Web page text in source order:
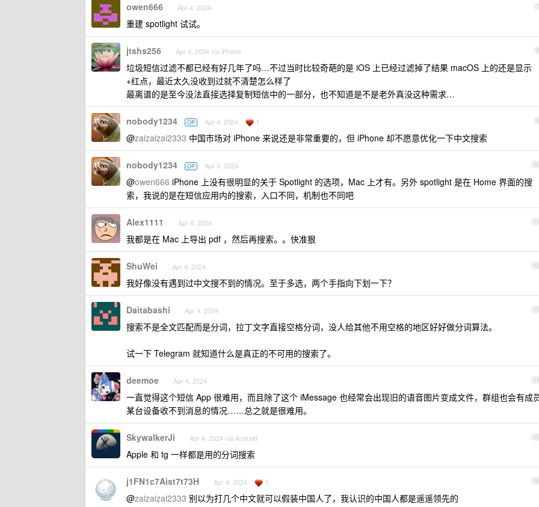
7
owen666 Apr 4, 2024
重建 spotlight 试试。
8
jtshs256 Apr 4, 2024 via iPhone
垃圾短信过滤不都已经有好几年了吗…不过当时比较奇葩的是 iOS 上已经过滤掉了结果 macOS 上的还是显示
+红点，最近太久没收到过就不清楚怎么样了
最离谱的是至今没法直接选择复制短信中的一部分，也不知道是不是老外真没这种需求…
9
nobody1234 OP Apr 4, 2024 1
@zaizaizai2333 中国市场对 iPhone 来说还是非常重要的，但 iPhone 却不愿意优化一下中文搜索
10
nobody1234 OP Apr 4, 2024
@owen666 iPhone 上没有很明显的关于 Spotlight 的选项，Mac 上才有。另外 spotlight 是在 Home 界面的搜
索，我说的是在短信应用内的搜索，入口不同，机制也不同吧
11
Alex1111 Apr 4, 2024
我都是在 Mac 上导出 pdf ，然后再搜索。。快准狠
12
ShuWei Apr 4, 2024
我好像没有遇到过中文搜不到的情况。至于多选，两个手指向下划一下？
13
Daitabashi Apr 4, 2024
搜索不是全文匹配而是分词，拉丁文字直接空格分词，没人给其他不用空格的地区好好做分词算法。
试一下 Telegram 就知道什么是真正的不可用的搜索了。
14
deemoe Apr 4, 2024
一直觉得这个短信 App 很难用，而且除了这个 iMessage 也经常会出现旧的语音图片变成文件，群组也会有成
某台设备收不到消息的情况……总之就是很难用。
15
SkywalkerJi Apr 4, 2024 via Android
Apple 和 tg 一样都是用的分词搜索
16
j1FN1c7Aist7t73H Apr 4, 2024 1
@zaizaizai2333 别以为打几个中文就可以假装中国人了，我认识的中国人都是遥遥领先的